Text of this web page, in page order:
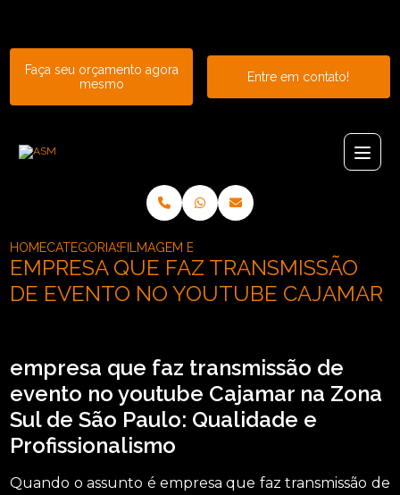
Faça seu orçamento agora
mesmo
Entre em contato!
HOMECATEGORIASFILMAGEM E TRANSMISSAO DE
EMPRESA QUE FAZ TRANSMISSÃO
DE EVENTO NO YOUTUBE CAJAMAR
empresa que faz transmissão de
evento no youtube Cajamar na Zona
Sul de São Paulo: Qualidade e
Profissionalismo
Quando o assunto é empresa que faz transmissão de